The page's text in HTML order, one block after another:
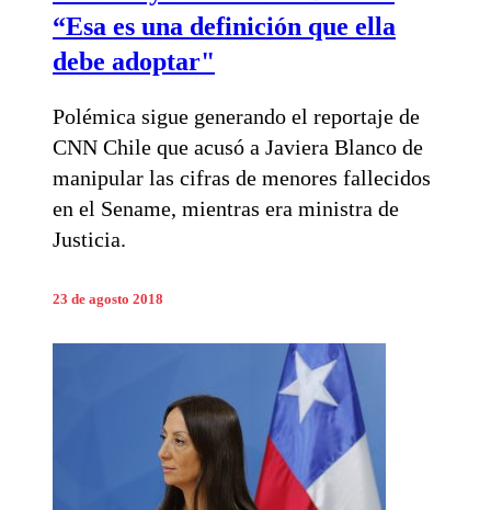
“Esa es una definición que ella
debe adoptar"
Polémica sigue generando el reportaje de
CNN Chile que acusó a Javiera Blanco de
manipular las cifras de menores fallecidos
en el Sename, mientras era ministra de
Justicia.
23 de agosto 2018